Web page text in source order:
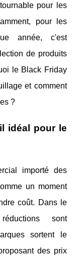
pour les
pour les
année, c'est
de produits
le Black Friday
et comment
?
idéal pour le
importé des
un moment
coût. Dans le
sont
sortent le
des prix